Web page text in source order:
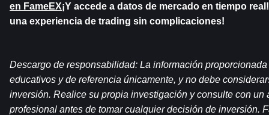
en FameEX¡Y accede a datos de mercado en tiempo
una experiencia de trading sin complicaciones!
Descargo de responsabilidad: La información
educativos y de referencia únicamente, y no debe
inversión. Realice su propia investigación y consulte con un
profesional antes de tomar cualquier decisión de inversión.